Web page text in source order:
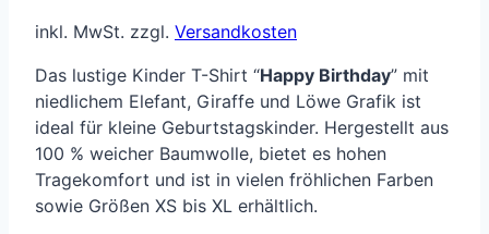
inkl. MwSt. zzgl. Versandkosten
Das lustige Kinder T-Shirt “Happy Birthday” mit
niedlichem Elefant, Giraffe und Löwe Grafik ist
ideal für kleine Geburtstagskinder. Hergestellt aus
100 % weicher Baumwolle, bietet es hohen
Tragekomfort und ist in vielen fröhlichen Farben
sowie Größen XS bis XL erhältlich.